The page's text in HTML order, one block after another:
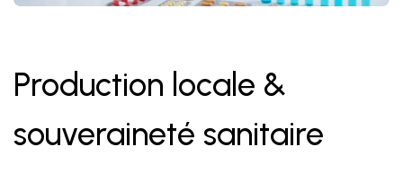
Production locale &
souveraineté sanitaire